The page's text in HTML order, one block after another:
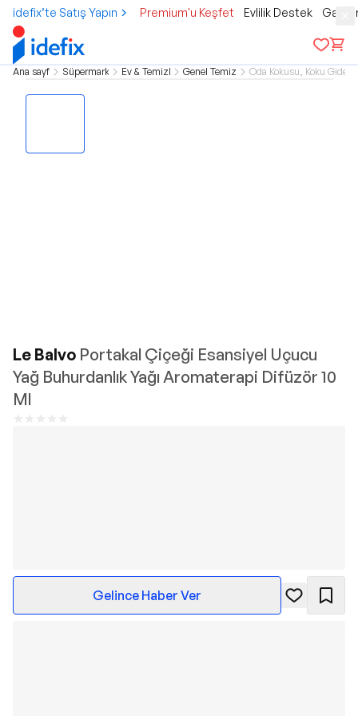
idefix’te Satış Yapın Premium'u Keşfet Evlilik Destek
Ana sayfa Süpermarket Ev & Temizlik Genel Temizlik Oda Kokusu, Koku
Le Balvo Portakal Çiçeği Esansiyel Uçucu
Yağ Buhurdanlık Yağı Aromaterapi Difüzör 10
Ml
Gelince Haber Ver